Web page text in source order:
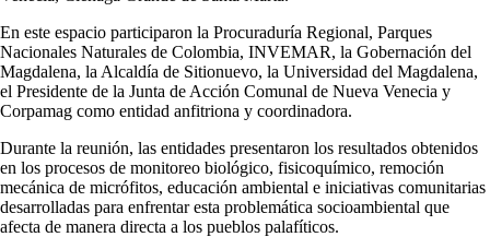
En este espacio participaron la Procuraduría Regional, Parques
Nacionales Naturales de Colombia, INVEMAR, la Gobernación del
Magdalena, la Alcaldía de Sitionuevo, la Universidad del Magdalena,
el Presidente de la Junta de Acción Comunal de Nueva Venecia y
Corpamag como entidad anfitriona y coordinadora.
Durante la reunión, las entidades presentaron los resultados obtenidos
en los procesos de monitoreo biológico, fisicoquímico, remoción
mecánica de micrófitos, educación ambiental e iniciativas comunitarias
desarrolladas para enfrentar esta problemática socioambiental que
afecta de manera directa a los pueblos palafíticos.